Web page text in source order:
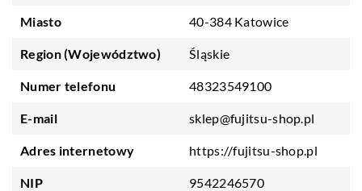
Miasto 40-384 Katowice
Region (Województwo) Śląskie
Numer telefonu 48323549100
E-mail sklep@fujitsu-shop.pl
Adres internetowy https://fujitsu-shop.pl
NIP 9542246570